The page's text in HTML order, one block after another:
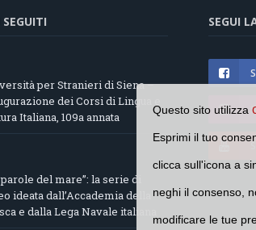
per Stranieri di Siena –
dei Corsi di Lingua e
Italiana, 109a annata
del mare”: la serie di
ideata dall’Accademia della
e dalla Lega Navale italiana
SEGUI
Questo sito utilizza
Esprimi il tuo
clicca sull'icona a
neghi il consenso,
modificare le tue